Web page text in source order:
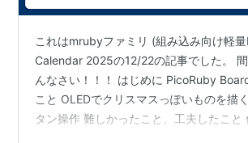
これはmrubyファミリ (組み込み向け軽
Calendar 2025の12/22の記事でした。
んなさい！！！ はじめに PicoRuby
こと OLEDでクリスマスっぽいものを描
タン操作 難しかったこと、工夫したこと